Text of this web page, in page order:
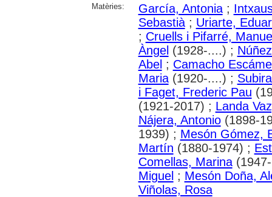
Matèries:
García, Antonia;
Sebastià; Uriarte,
; Cruells i Pifarré,
Àngel (1928-....) ;
Abel ; Camacho
Maria(1920-....) ;
i Faget, Frederic Pau
(1921-2017) ; Landa
Nájera, Antonio(1898-
1939) ; Mesón Gómez,
Martín (1880-1974) ;
Comellas, Marina
Miguel ; Mesón Doña,
Viñolas, Rosa